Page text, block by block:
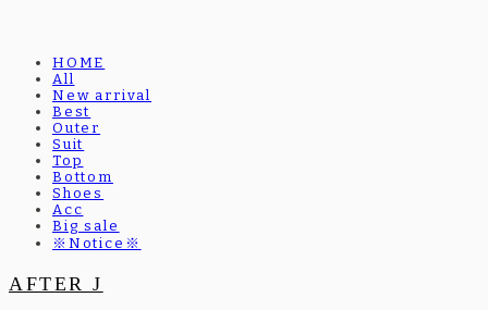
HOME
All
New arrival
Best
Outer
Suit
Top
Bottom
Shoes
Acc
Big sale
※Notice※
AFTER J